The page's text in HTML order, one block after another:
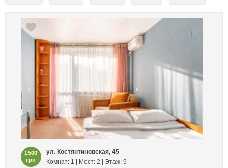
1500
грн
ул. Костянтиновская, 45
Комнат: 1 | Мест: 2 | Этаж: 9